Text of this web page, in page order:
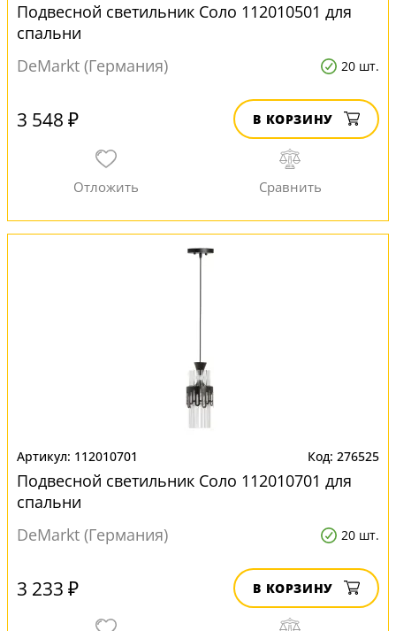
Подвесной светильник Соло 112010501 для
спальни
DeMarkt (Германия)
20 шт.
3 548 ₽ В КОРЗИНУ
112010701 276525
Подвесной светильник Соло 112010701 для
спальни
DeMarkt (Германия)
20 шт.
3 233 ₽ В КОРЗИНУ